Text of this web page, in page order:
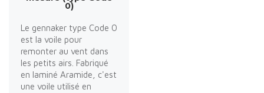
0)
Le gennaker type Code 0
est la voile pour
remonter au vent dans
les petits airs. Fabriqué
en laminé Aramide, c'est
une voile utilisé en